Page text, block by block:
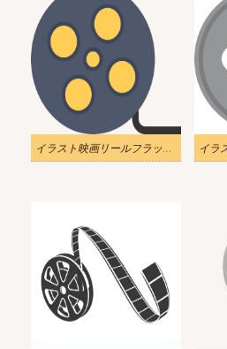
イラスト映画リールフラットデザインpng透明